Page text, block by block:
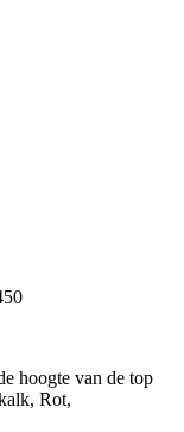
hoogte van de top
Rot,